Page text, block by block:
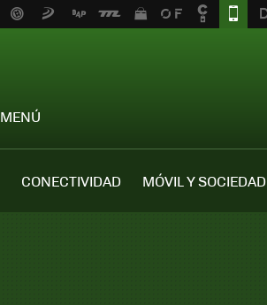
MENÚ
CONECTIVIDAD MÓVIL Y SOCIEDAD